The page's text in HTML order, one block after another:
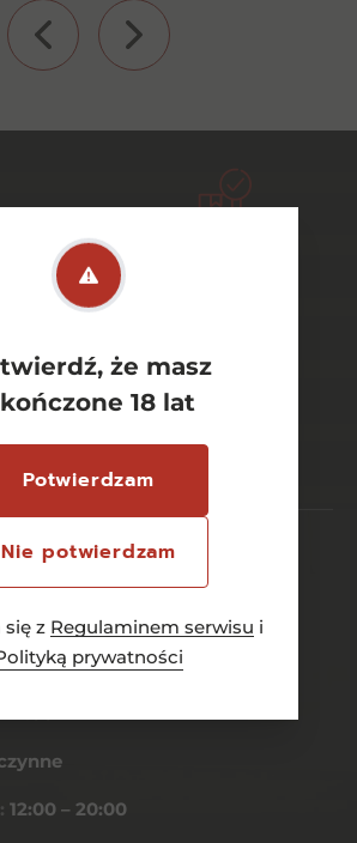
że masz
18 lat
Potwierdzam
Nie potwierdzam
z Regulaminem serwisu i
prywatności
szeroki wybór
asortymentu
26/6
21:00
12:00 – 20:00